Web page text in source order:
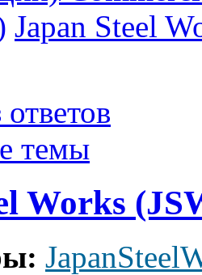
Japan Steel
темы
Works